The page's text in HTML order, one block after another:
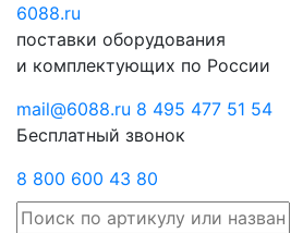
6088.ru
поставки оборудования
и комплектующих по России
mail@6088.ru 8 495 477 51 54
Бесплатный звонок
8 800 600 43 80
Отправить
запрос
звонок